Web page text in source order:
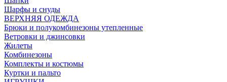
Шарфы и снуды
ВЕРХНЯЯ ОДЕЖДА
Брюки и полукомбинезоны утепленные
Ветровки и джинсовки
Жилеты
Комбинезоны
Комплекты и костюмы
Куртки и пальто